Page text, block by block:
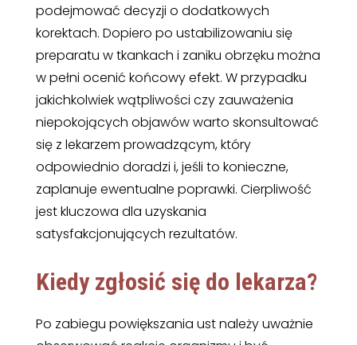
podejmować decyzji o dodatkowych
korektach. Dopiero po ustabilizowaniu się
preparatu w tkankach i zaniku obrzęku można
w pełni ocenić końcowy efekt. W przypadku
jakichkolwiek wątpliwości czy zauważenia
niepokojących objawów warto skonsultować
się z lekarzem prowadzącym, który
odpowiednio doradzi i, jeśli to konieczne,
zaplanuje ewentualne poprawki. Cierpliwość
jest kluczowa dla uzyskania
satysfakcjonujących rezultatów.
Kiedy zgłosić się do lekarza?
Po zabiegu powiększania ust należy uważnie